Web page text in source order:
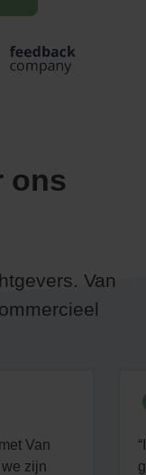
ons
Van
Van
zijn